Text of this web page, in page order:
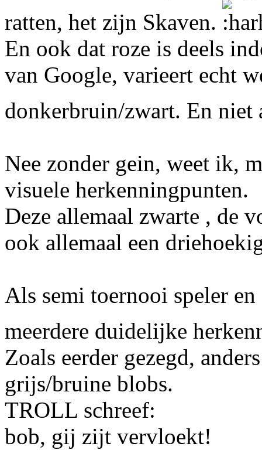
ratten, het zijn Skaven.
En ook dat roze is deels
van Google, varieert echt
donkerbruin/zwart. En
Nee zonder gein, weet ik,
visuele herkenningpunten.
Deze allemaal zwarte , de
ook allemaal een
Als semi toernooi speler
meerdere duidelijke
Zoals eerder gezegd,
grijs/bruine blobs.
TROLL schreef:
bob, gij zijt vervloekt!